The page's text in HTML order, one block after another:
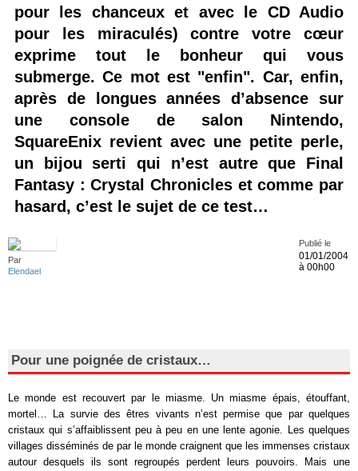
pour les chanceux et avec le CD Audio
pour les miraculés) contre votre cœur
exprime tout le bonheur qui vous
submerge. Ce mot est "enfin". Car, enfin,
après de longues années d’absence sur
une console de salon Nintendo,
SquareEnix revient avec une petite perle,
un bijou serti qui n’est autre que Final
Fantasy : Crystal Chronicles et comme par
hasard, c’est le sujet de ce test…
Par
Elendael
Publié le
01/01/2004
à 00h00
Pour une poignée de cristaux…
Le monde est recouvert par le miasme. Un miasme épais, étouffant,
mortel… La survie des êtres vivants n’est permise que par quelques
cristaux qui s’affaiblissent peu à peu en une lente agonie. Les quelques
villages disséminés de par le monde craignent que les immenses cristaux
autour desquels ils sont regroupés perdent leurs pouvoirs. Mais une